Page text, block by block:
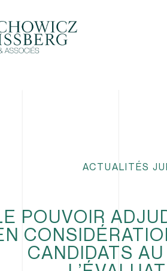
ACTUALITÉS
POUVOIR
CANDIDATS